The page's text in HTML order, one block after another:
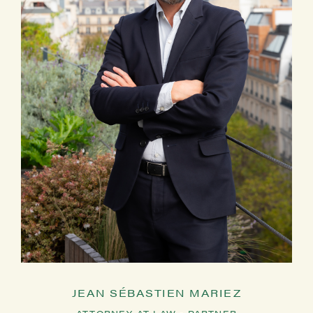
Martin, 2020
Mai 2020:
La jurisprudence de
la CJUE en droit des
marques (avec Y. Basire) –
Conférence La jurisprudence
européenne en droit de la
propriété intellectuelle, CEIPI –
Strasbourg – France
Avr. 2020:
Un an de
jurisprudence sur les motifs
absolus de refus des marques
de l’Union européenne,
Revue
Propriété industrielle 2020/4,
Janv. 2020:Le nouveau droit
JEAN SÉBASTIEN MARIEZ